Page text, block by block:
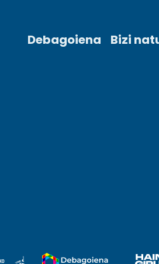
Debagoiena Bizi